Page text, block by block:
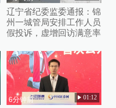
辽宁省纪委监委通报：锦
州一城管局安排工作人员
假投诉，虚增回访满意率
6分钟前 01:12